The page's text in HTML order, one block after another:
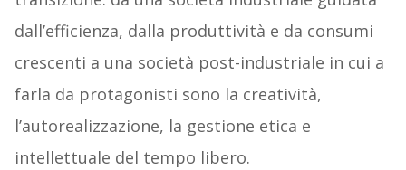
dall’efficienza, dalla produttività e da consumi
crescenti a una società post-industriale in cui a
farla da protagonisti sono la creatività,
l’autorealizzazione, la gestione etica e
intellettuale del tempo libero.